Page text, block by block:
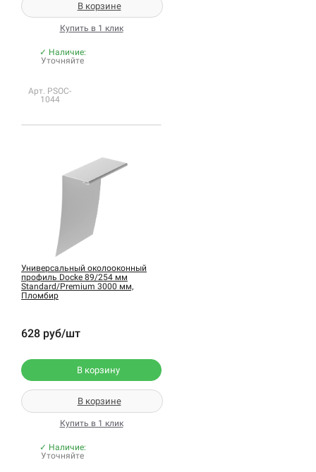
В корзине
Купить в 1 клик
✓ Наличие:
Уточняйте
Арт. PSOC-
1044
Универсальный околооконный
профиль Docke 89/254 мм
Standard/Premium 3000 мм,
Пломбир
628 руб/шт
В корзину
В корзине
Купить в 1 клик
✓ Наличие:
Уточняйте